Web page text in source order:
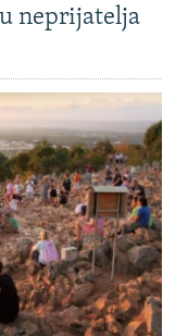
neprijatelja